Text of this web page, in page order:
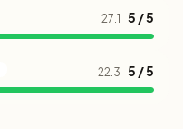
27.1 5 / 5
22.3 5 / 5